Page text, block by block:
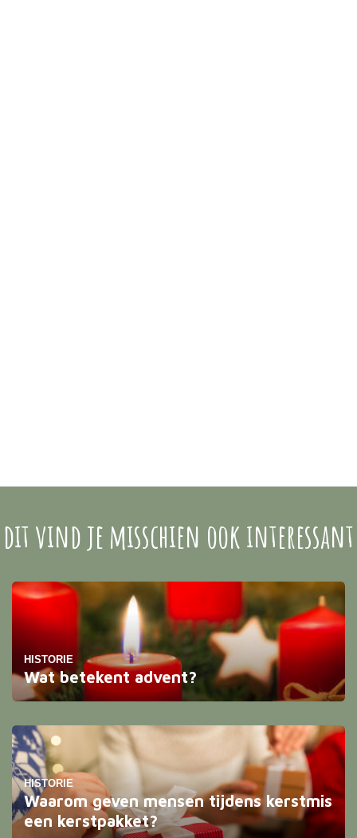
dit vind je misschien ook interessant
HISTORIE
Wat betekent advent?
In deze periode bereiden volgens het christendom de
christenen zich voor op de kerst. Het is ook de tijd
waarin de komst van de here Jezus wordt herdacht.
HISTORIE
Waarom geven mensen tijdens kerstmis
een kerstpakket?